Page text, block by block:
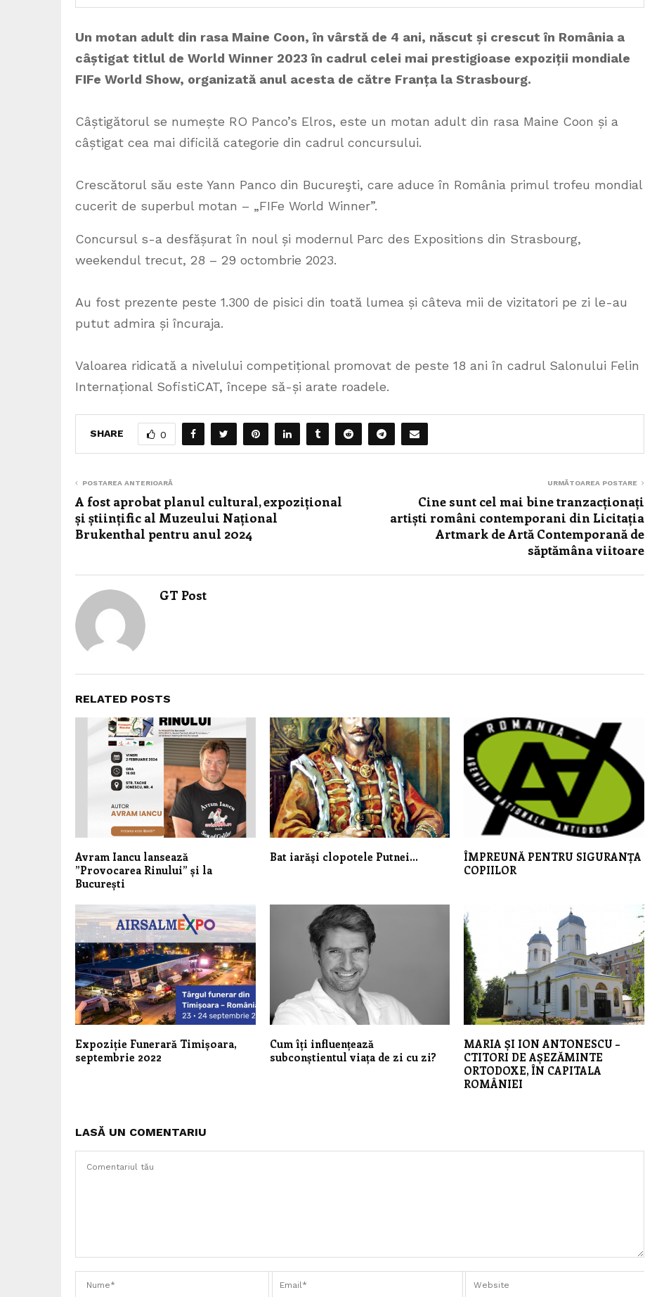
Un motan adult din rasa Maine Coon, în vârstă de 4 ani, născut și crescut în România a
câștigat titlul de World Winner 2023 în cadrul celei mai prestigioase expoziții mondiale
FIFe World Show, organizată anul acesta de către Franța la Strasbourg.
Câștigătorul se numește RO Panco’s Elros, este un motan adult din rasa Maine Coon și a
câștigat cea mai dificilă categorie din cadrul concursului.
Crescătorul său este Yann Panco din Bucureşti, care aduce în România primul trofeu mondial
cucerit de superbul motan – „FIFe World Winner”.
Concursul s-a desfășurat în noul și modernul Parc des Expositions din Strasbourg,
weekendul trecut, 28 – 29 octombrie 2023.
Au fost prezente peste 1.300 de pisici din toată lumea și câteva mii de vizitatori pe zi le-au
putut admira și încuraja.
Valoarea ridicată a nivelului competițional promovat de peste 18 ani în cadrul Salonului Felin
Internațional SofistiCAT, începe să-și arate roadele.
SHARE 0
POSTAREA ANTERIOARĂ
A fost aprobat planul cultural, expozițional
și științific al Muzeului Național
Brukenthal pentru anul 2024
URMĂTOAREA POSTARE
Cine sunt cel mai bine tranzacționați
artiști români contemporani din Licitația
Artmark de Artă Contemporană de
săptămâna viitoare
GT Post
RELATED POSTS
Avram Iancu lansează
”Provocarea Rinului” și la
București
Bat iarăşi clopotele Putnei…
ÎMPREUNĂ PENTRU SIGURANȚA
COPIILOR
Expoziție Funerară Timișoara,
septembrie 2022
Cum îți influențează
subconștientul viața de zi cu zi?
MARIA ȘI ION ANTONESCU –
CTITORI DE AȘEZĂMINTE
ORTODOXE, ÎN CAPITALA
ROMÂNIEI
LASĂ UN COMENTARIU